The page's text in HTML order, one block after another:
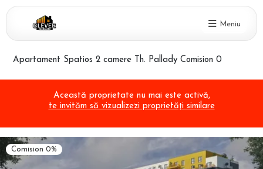
Meniu
Apartament Spatios 2 camere Th. Pallady Comision 0
Această proprietate nu mai este activă,
te invităm să vizualizezi proprietăți similare
Comision 0%